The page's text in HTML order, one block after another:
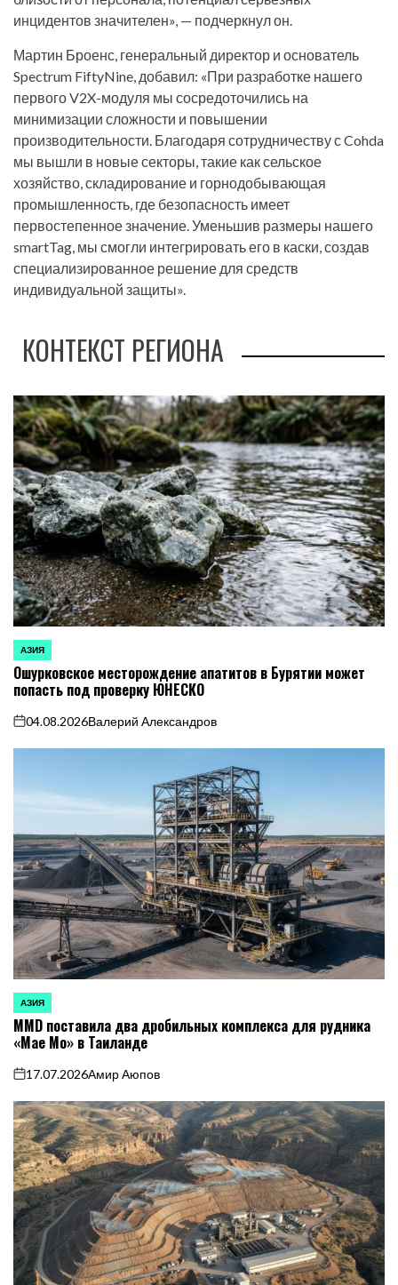
инцидентов значителен», — подчеркнул он.
Мартин Броенс, генеральный директор и основатель
Spectrum FiftyNine, добавил: «При разработке нашего
первого V2X-модуля мы сосредоточились на
минимизации сложности и повышении
производительности. Благодаря сотрудничеству с Cohda
мы вышли в новые секторы, такие как сельское
хозяйство, складирование и горнодобывающая
промышленность, где безопасность имеет
первостепенное значение. Уменьшив размеры нашего
smartTag, мы смогли интегрировать его в каски, создав
специализированное решение для средств
индивидуальной защиты».
КОНТЕКСТ РЕГИОНА
ОПУБЛИКОВАНО
В
АЗИЯ
Ошурковское месторождение апатитов в Бурятии может
попасть под проверку ЮНЕСКО
on
04.08.2026Валерий Александров
ОПУБЛИКОВАНО
В
АЗИЯ
MMD поставила два дробильных комплекса для рудника
«Мае Мо» в Таиланде
on
17.07.2026Амир Аюпов